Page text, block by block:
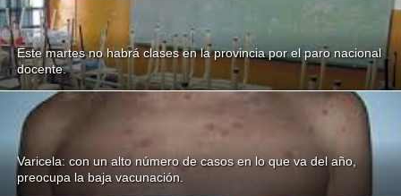
Este martes no habrá clases en la provincia por el paro nacional
docente.
Varicela: con un alto número de casos en lo que va del año,
preocupa la baja vacunación.